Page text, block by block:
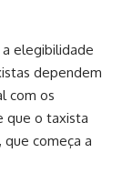
elegibilidade
dependem
com os
que o taxista
que começa a